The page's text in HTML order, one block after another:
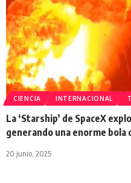
CIENCIA INTERNACIONAL
La ‘Starship’ de SpaceX
generando una enorme bola
20 junio, 2025